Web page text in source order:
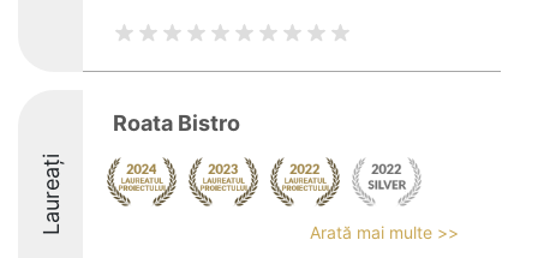
Laureați
Roata Bistro
Arată mai multe >>